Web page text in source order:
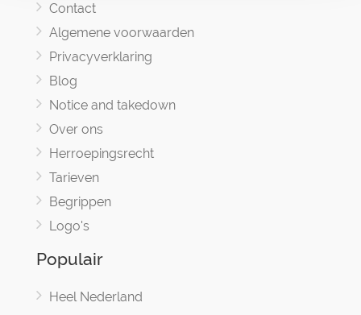
Contact
Algemene voorwaarden
Privacyverklaring
Blog
Notice and takedown
Over ons
Herroepingsrecht
Tarieven
Begrippen
Logo's
Populair
Heel Nederland